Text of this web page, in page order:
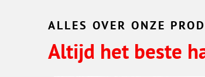
ALLES OVER ONZE
Altijd het beste